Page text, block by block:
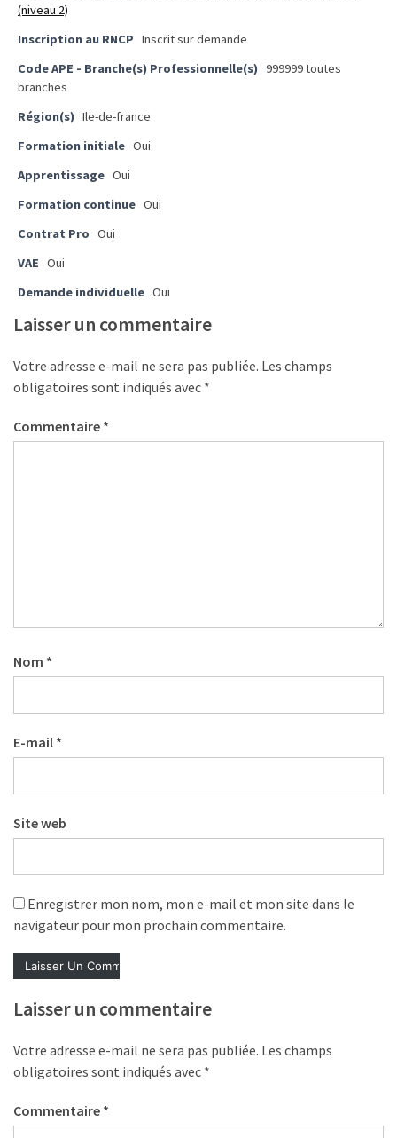
employeurs
organismes
formation
doivent
déclarer
Rapport
chiffres
que
tout
USED
(1 096)
Agenda
(108)
Rubrique
RH
(93)
Droit
de
formation
Offre
formation
(niveau 2)
Inscription au RNCP Inscrit sur demande
Code APE - Branche(s) Professionnelle(s) 999999 toutes
branches
Région(s) Ile-de-france
Formation initiale Oui
Apprentissage Oui
Formation continue Oui
Contrat Pro Oui
VAE Oui
Demande individuelle Oui
Laisser un commentaire
Votre adresse e-mail ne sera pas publiée. Les champs
obligatoires sont indiqués avec *
Commentaire *
Nom *
E-mail *
Site web
Enregistrer mon nom, mon e-mail et mon site dans le
navigateur pour mon prochain commentaire.
Laisser un commentaire
Votre adresse e-mail ne sera pas publiée. Les champs
obligatoires sont indiqués avec *
Commentaire *